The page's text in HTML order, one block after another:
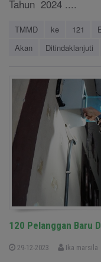
Tahun 2024 ....
TMMD ke 121
Akan
Ditindaklanjuti
120 Pelanggan Baru
29-12-2023 Ika marsila